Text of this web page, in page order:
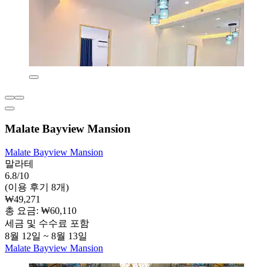
Malate Bayview Mansion
Malate Bayview Mansion
말라테
6.8/10
(이용 후기 8개)
₩49,271
총 요금: ₩60,110
세금 및 수수료 포함
8월 12일 ~ 8월 13일
Malate Bayview Mansion